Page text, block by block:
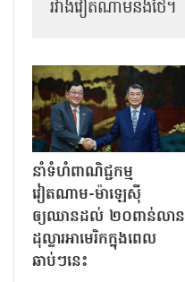
រវាងវៀតណាមនិងថៃ។
នាំទំហំពាណិជ្ជកម្ម
វៀតណាម-ម៉ាឡេស៊ី
ឲ្យឈានដល់ ២០ពាន់លាន
ដុល្លារអាមេរិកក្នុងពេល
ឆាប់ៗនេះ